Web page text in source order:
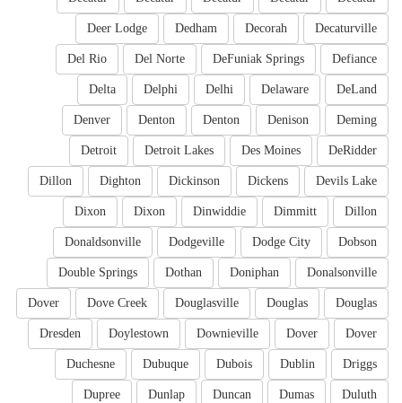
Decaturville
Decorah
Dedham
Deer Lodge
Defiance
DeFuniak Springs
Del Norte
Del Rio
DeLand
Delaware
Delhi
Delphi
Delta
Deming
Denison
Denton
Denton
Denver
DeRidder
Des Moines
Detroit Lakes
Detroit
Devils Lake
Dickens
Dickinson
Dighton
Dillon
Dillon
Dimmitt
Dinwiddie
Dixon
Dixon
Dobson
Dodge City
Dodgeville
Donaldsonville
Donalsonville
Doniphan
Dothan
Double Springs
Douglas
Douglas
Douglasville
Dove Creek
Dover
Dover
Dover
Downieville
Doylestown
Dresden
Driggs
Dublin
Dubois
Dubuque
Duchesne
Duluth
Dumas
Duncan
Dunlap
Dupree